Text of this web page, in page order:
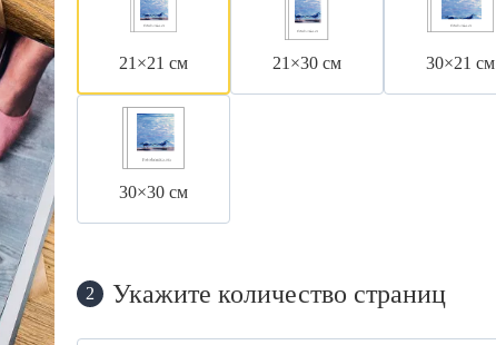
21×21 см 21×30 см 30×21 см
30×30 см
2 Укажите количество страниц